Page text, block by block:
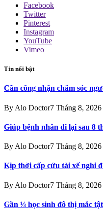
Facebook
Twitter
Pinterest
Instagram
YouTube
Vimeo
Tin nổi bật
Cần công nhận chăm sóc
By Alo Doctor7 Tháng 8, 2026
Giúp bệnh nhân đi lại sau 8
By Alo Doctor7 Tháng 8, 2026
Kịp thời cấp cứu tài xế nghi
By Alo Doctor7 Tháng 8, 2026
Gần ⅓ học sinh đô thị mắc